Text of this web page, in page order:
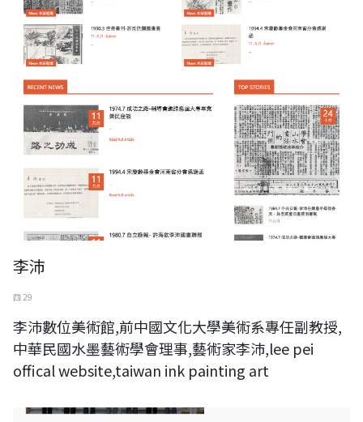
李沛
四 29
李沛數位美術館,前中國文化大學美術系專任副教授,
中華民國水墨藝術學會理事,藝術家李沛,lee pei
offical website,taiwan ink painting art